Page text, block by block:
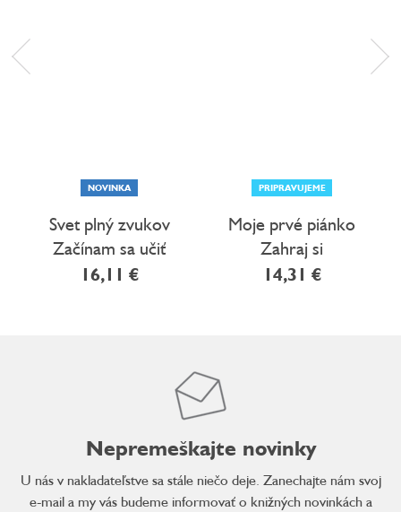
NOVINKA
Svet plný zvukov
Začínam sa učiť
16,11 €
PRIPRAVUJEME
Moje prvé piánko
Zahraj si
jednoduché
14,31 €
Nepremeškajte novinky
U nás v nakladateľstve sa stále niečo deje. Zanechajte nám svoj
e-mail a my vás budeme informovať o knižných novinkách a